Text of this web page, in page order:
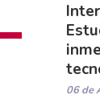
06 de